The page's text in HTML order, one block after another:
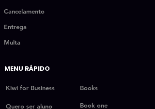
Cancelamento
Entrega
Multa
MENU RÁPIDO
Kiwi for Business
Quero ser aluno
Books
Book one